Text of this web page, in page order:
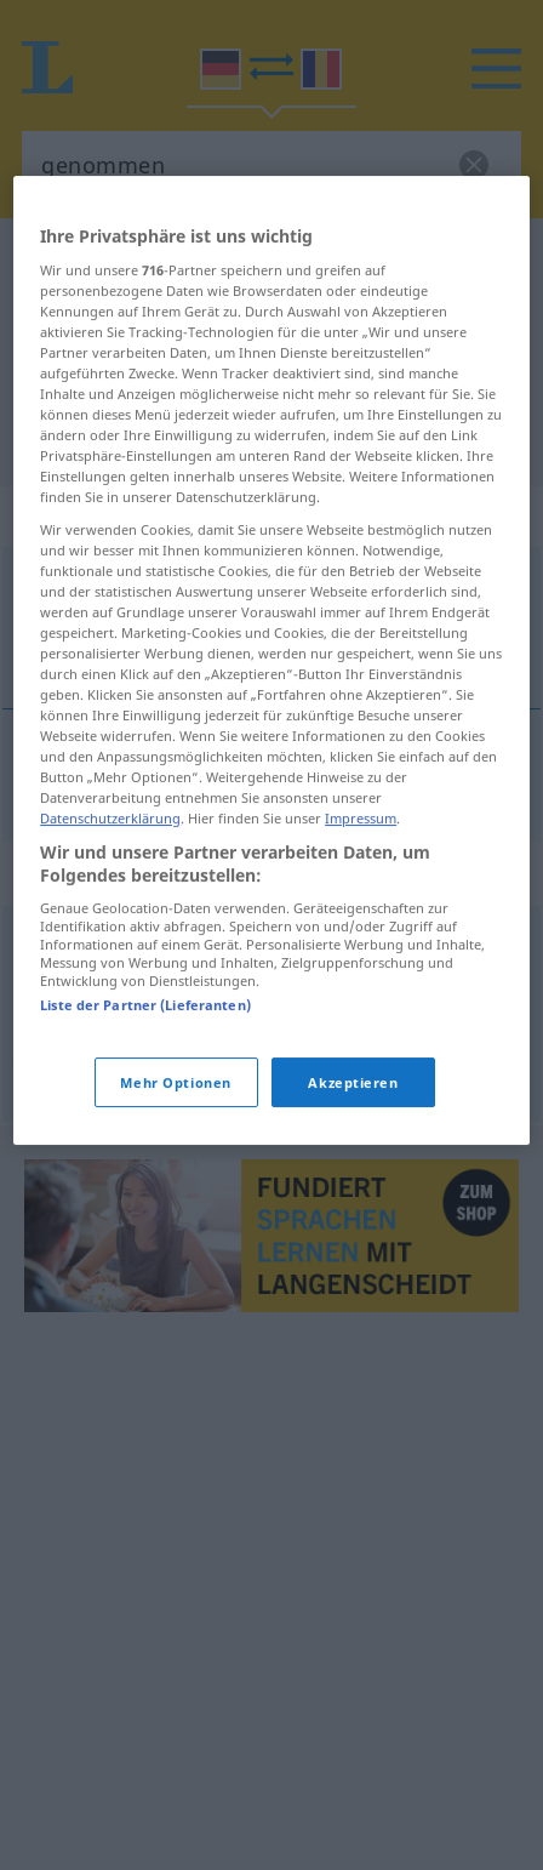
Deutsch-Rumänisch Übersetzung
für "genommen"
"genommen" Rumänisch
Übersetzung
: Partizip Perfekt
genommen [gəˈnɔmən]pperf
Übersicht aller Übersetzungen
(Für mehr Details die Übersetzung anklicken/antippen)
genommen → siehe „nehmen“
Beispielsätze für "genommen"
strenggenommen
strictvorbind
strict
Ihre Privatsphäre ist uns wichtig
Wir und unsere716-Partner speichern und greifen auf
personenbezogene Daten wie Browserdaten oder eindeutige
Kennungen auf Ihrem Gerät zu. Durch Auswahl von Akzeptieren
aktivieren Sie Tracking-Technologien für die unter „Wir und unsere
Partner verarbeiten Daten, um Ihnen Dienste bereitzustellen“
aufgeführten Zwecke. Wenn Tracker deaktiviert sind, sind manche
Inhalte und Anzeigen möglicherweise nicht mehr so relevant für Sie. Sie
können dieses Menü jederzeit wieder aufrufen, um Ihre Einstellungen zu
ändern oder Ihre Einwilligung zu widerrufen, indem Sie auf den Link
Privatsphäre-Einstellungen am unteren Rand der Webseite klicken. Ihre
Einstellungen gelten innerhalb unseres Website. Weitere Informationen
finden Sie in unserer Datenschutzerklärung.
Wir verwenden Cookies, damit Sie unsere Webseite bestmöglich nutzen
und wir besser mit Ihnen kommunizieren können. Notwendige,
funktionale und statistische Cookies, die für den Betrieb der Webseite
und der statistischen Auswertung unserer Webseite erforderlich sind,
werden auf Grundlage unserer Vorauswahl immer auf Ihrem Endgerät
gespeichert. Marketing-Cookies und Cookies, die der Bereitstellung
personalisierter Werbung dienen, werden nur gespeichert, wenn Sie uns
durch einen Klick auf den „Akzeptieren“-Button Ihr Einverständnis
geben. Klicken Sie ansonsten auf „Fortfahren ohne Akzeptieren“. Sie
können Ihre Einwilligung jederzeit für zukünftige Besuche unserer
Webseite widerrufen. Wenn Sie weitere Informationen zu den Cookies
und den Anpassungsmöglichkeiten möchten, klicken Sie einfach auf den
Button „Mehr Optionen“. Weitergehende Hinweise zu der
Datenverarbeitung entnehmen Sie ansonsten unserer
Datenschutzerklärung. Hier finden Sie unserImpressum.
Wir und unsere Partner verarbeiten Daten, um
Folgendes bereitzustellen:
Genaue Geolocation-Daten verwenden. Geräteeigenschaften zur
Identifikation aktiv abfragen. Speichern von und/oder Zugriff auf
Informationen auf einem Gerät. Personalisierte Werbung und Inhalte,
Messung von Werbung und Inhalten, Zielgruppenforschung und
Entwicklung von Dienstleistungen.
Liste der Partner (Lieferanten)
Mehr Optionen Akzeptieren